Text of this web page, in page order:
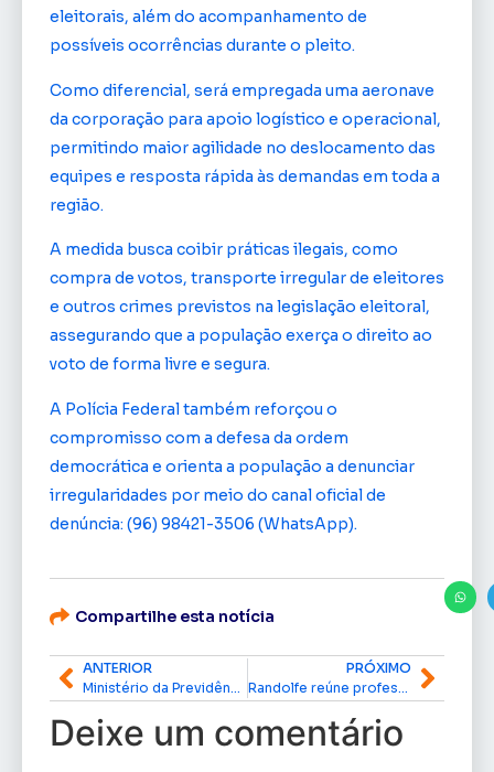
eleitorais, além do acompanhamento de
possíveis ocorrências durante o pleito.
Como diferencial, será empregada uma aeronave
da corporação para apoio logístico e operacional,
permitindo maior agilidade no deslocamento das
equipes e resposta rápida às demandas em toda a
região.
A medida busca coibir práticas ilegais, como
compra de votos, transporte irregular de eleitores
e outros crimes previstos na legislação eleitoral,
assegurando que a população exerça o direito ao
voto de forma livre e segura.
A Polícia Federal também reforçou o
compromisso com a defesa da ordem
democrática e orienta a população a denunciar
irregularidades por meio do canal oficial de
denúncia: (96) 98421-3506 (WhatsApp).
Compartilhe esta notícia
ANTERIOR
PRÓXIMO
Deixe um comentário